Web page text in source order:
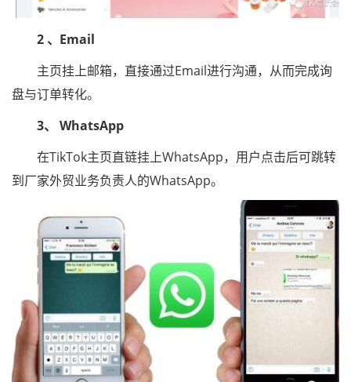
2 、Email
主页挂上邮箱，直接通过Email进行沟通，从而完成询
盘与订单转化。
3、 WhatsApp
在TikTok主页直链挂上WhatsApp，用户点击后可跳转
到厂家外贸业务负责人的WhatsApp。